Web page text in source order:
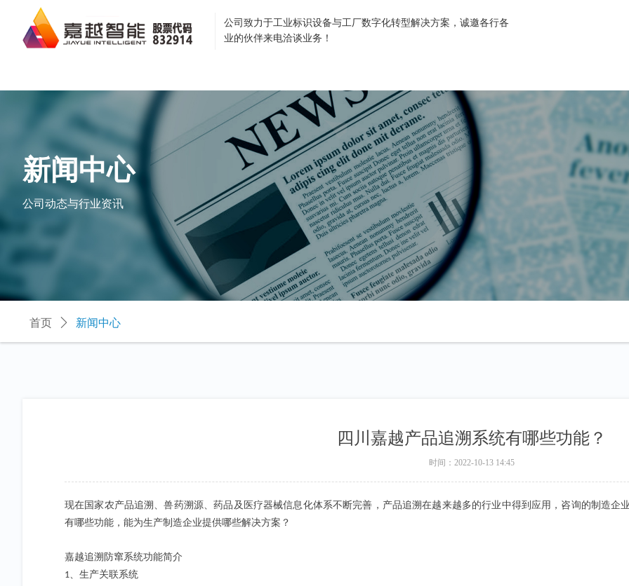
公司致力于工业标识设备与工厂数字化转型解决方案，诚邀各行各
业的伙伴来电洽谈业务！
四川嘉越产品追溯系统有哪些功能？
时间： 2022-10-13 14:45
现在国家农产品追溯、兽药溯源、药品及医疗器械信息化体系不断完善，产品追溯在越来越多的行业中得到应用，咨询的制造企
有哪些功能，能为生产制造企业提供哪些解决方案？
嘉越追溯防窜系统功能简介
1、生产关联系统
首页 ꄲ 新闻中心
新闻中心
公司动态与行业资讯